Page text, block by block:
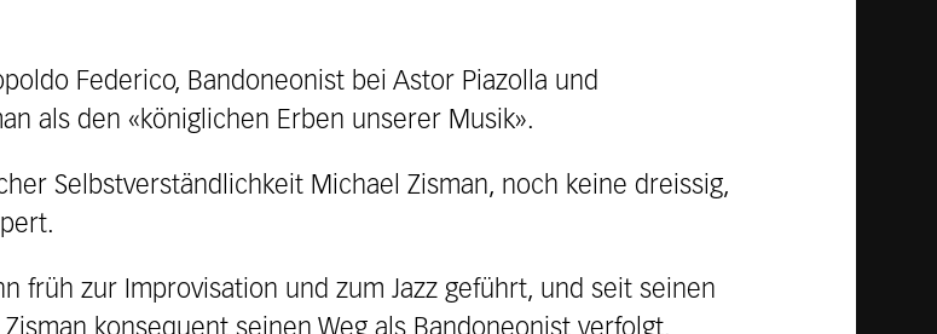
Federico, Bandoneonist bei Astor Piazolla und
als den «königlichen Erben unserer Musik».
Selbstverständlichkeit Michael Zisman, noch keine dreissig,
früh zur Improvisation und zum Jazz geführt, und seit seinen
konsequent seinen Weg als Bandoneonist verfolgt.